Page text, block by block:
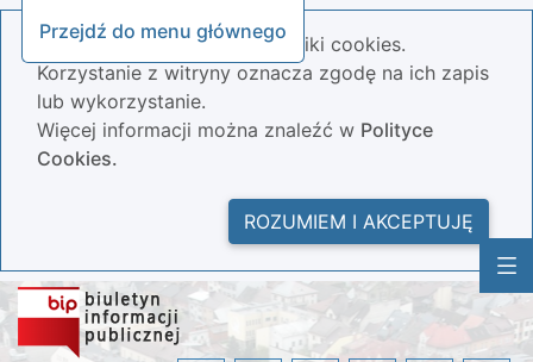
Przejdź do menu głównego
Nasza strona wykorzystuje pliki cookies.
Korzystanie z witryny oznacza zgodę na ich zapis
lub wykorzystanie.
Więcej informacji można znaleźć w Polityce
Cookies.
ROZUMIEM I AKCEPTUJĘ